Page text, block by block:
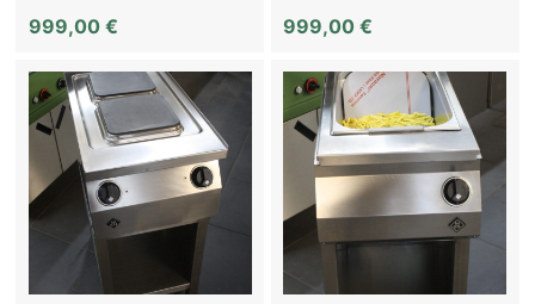
999,00 € 999,00€